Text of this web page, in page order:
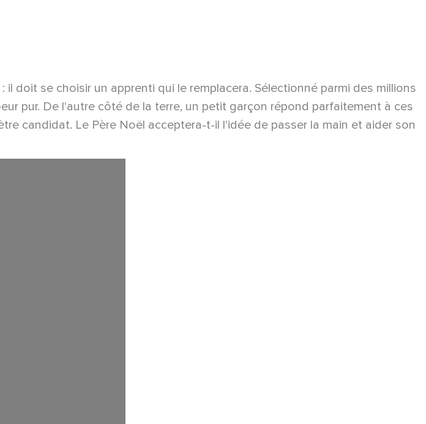
doit se choisir un apprenti qui le remplacera. Sélectionné parmi des millions
pur. De l'autre côté de la terre, un petit garçon répond parfaitement à ces
candidat. Le Père Noël acceptera-t-il l'idée de passer la main et aider son